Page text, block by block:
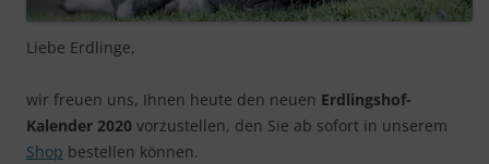
Liebe Erdlinge,
wir freuen uns, Ihnen heute den neuen Erdlingshof-
Kalender 2020 vorzustellen, den Sie ab sofort in unserem
Shop bestellen können.